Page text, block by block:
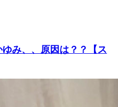
み、、原因は？？【ス